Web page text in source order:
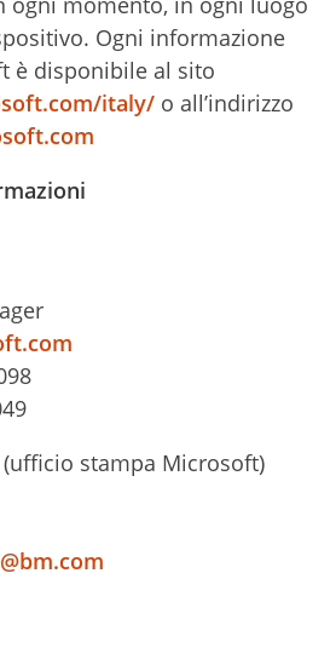
Ogni informazione
è disponibile al sito
italy/ o all’indirizzo
stampa Microsoft)